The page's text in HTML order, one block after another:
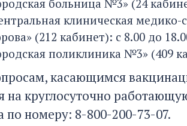
больница №3» (24
клиническая
(212 кабинет): с 8.00 до
поликлиника №3» (409
касающимся
на круглосуточно
по номеру: 8-800-200-73-07.